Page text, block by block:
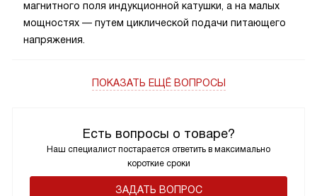
Есть вопросы о товаре?
Наш специалист постарается ответить в максимально
короткие сроки
ЗАДАТЬ ВОПРОС
магнитного поля индукционной катушки, а на малых
мощностях — путем циклической подачи питающего
напряжения.
ПОКАЗАТЬ ЕЩЁ ВОПРОСЫ